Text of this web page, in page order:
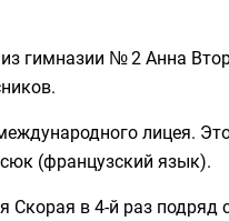
гимназии № 2 Анна
лицея.
(французский язык).
в 4-й раз подряд